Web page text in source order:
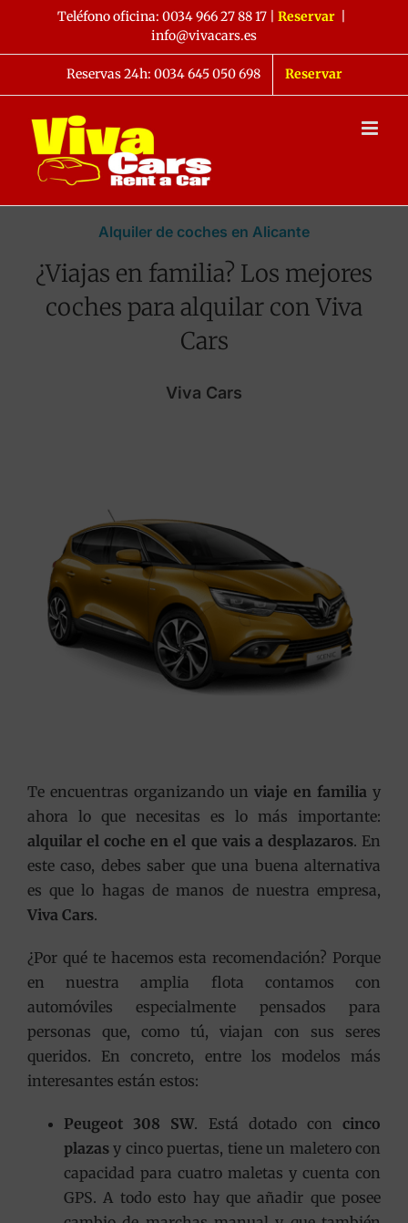
contenido
Teléfono oficina: 0034 966 27 88 17| Reservar
info@vivacars.es
Reservas 24h: 0034 645 050 698 Reservar
Alquiler de coches en Alicante
¿Viajas en familia? Los mejores
coches para alquilar con Viva
Cars
Viva Cars
Te encuentras organizando unviaje en familia y
ahora lo que necesitas es lo más importante:
alquilar el coche en el que vais a desplazaros. En
este caso, debes saber que una buena alternativa
es que lo hagas de manos de nuestra empresa,
Viva Cars.
¿Por qué te hacemos esta recomendación? Porque
en nuestra amplia flota contamos con
automóviles especialmente pensados para
personas que, como tú, viajan con sus seres
queridos. En concreto, entre los modelos más
interesantes están estos:
Peugeot 308 SW. Está dotado concinco
plazasy cinco puertas, tiene un maletero con
capacidad para cuatro maletas y cuenta con
GPS. A todo esto hay que añadir que posee